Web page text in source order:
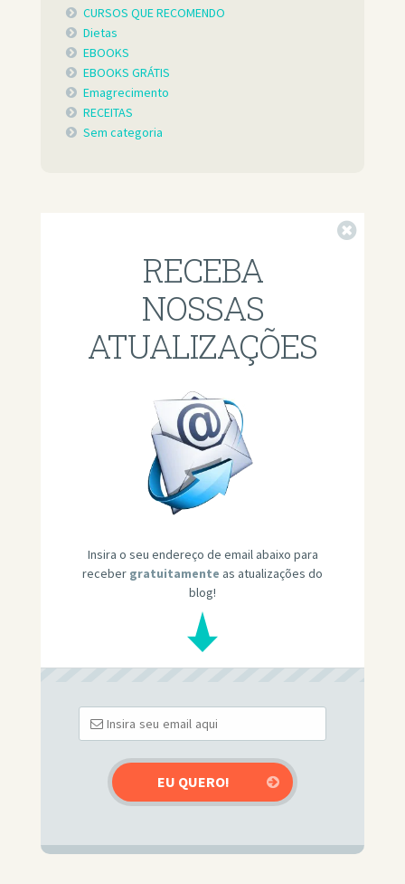
CURSOS QUE RECOMENDO
Dietas
EBOOKS
EBOOKS GRÁTIS
Emagrecimento
RECEITAS
Sem categoria
RECEBA
NOSSAS
ATUALIZAÇÕES
Insira o seu endereço de email abaixo para
receber gratuitamente as atualizações do
blog!